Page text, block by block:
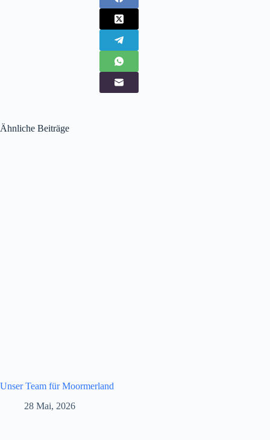
Ähnliche Beiträge
Unser Team für Moormerland
28 Mai, 2026